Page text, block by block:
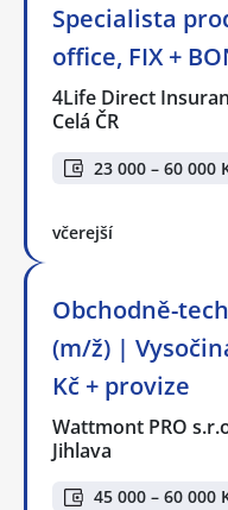
Specialista
office, FIX +
4Life Direct
Celá ČR
23 000 – 60 000
včerejší
Obchodně-
(m/ž) |
Kč + provize
Wattmont PRO
Jihlava
45 000 – 60 000